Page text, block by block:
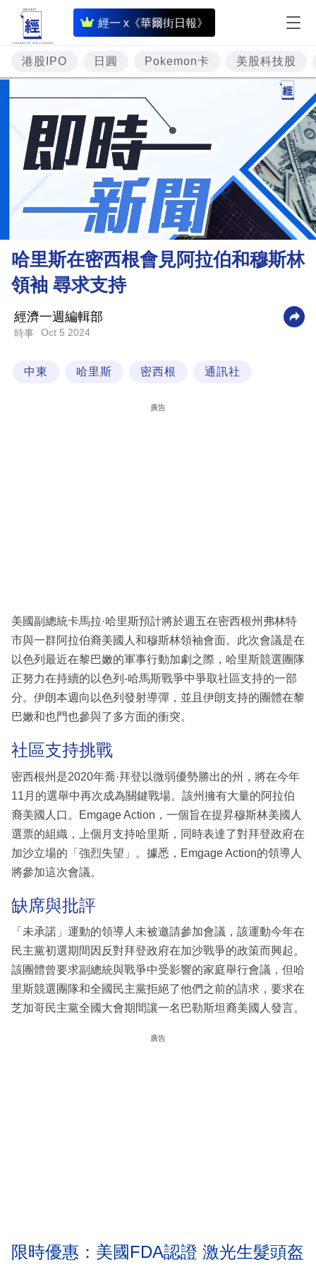
經一 x《華爾街日報》
即
時
財
經
專
題
投
資
樓
市
財
商
業
科
區
港股IPO 日圓 Pokemon卡 美股科技股
哈里斯在密西根會見阿拉伯和穆斯林
領袖 尋求支持
經濟一週編輯部
時事 Oct 5 2024
中東 哈里斯 密西根 通訊社
廣告
美國副總統卡馬拉·哈里斯預計將於週五在密西根州弗林特
市與一群阿拉伯裔美國人和穆斯林領袖會面。此次會議是在
以色列最近在黎巴嫩的軍事行動加劇之際，哈里斯競選團隊
正努力在持續的以色列-哈馬斯戰爭中爭取社區支持的一部
分。伊朗本週向以色列發射導彈，並且伊朗支持的團體在黎
巴嫩和也門也參與了多方面的衝突。
社區支持挑戰
密西根州是2020年喬·拜登以微弱優勢勝出的州，將在今年
11月的選舉中再次成為關鍵戰場。該州擁有大量的阿拉伯
裔美國人口。Emgage Action，一個旨在提昇穆斯林美國人
選票的組織，上個月支持哈里斯，同時表達了對拜登政府在
加沙立場的「強烈失望」。據悉，Emgage Action的領導人
將參加這次會議。
缺席與批評
「未承諾」運動的領導人未被邀請參加會議，該運動今年在
民主黨初選期間因反對拜登政府在加沙戰爭的政策而興起。
該團體曾要求副總統與戰爭中受影響的家庭舉行會議，但哈
里斯競選團隊和全國民主黨拒絕了他們之前的請求，要求在
芝加哥民主黨全國大會期間讓一名巴勒斯坦裔美國人發言。
廣告
限時優惠：美國FDA認證 激光生髮頭盔